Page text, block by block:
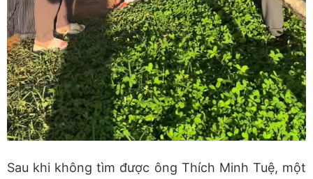
Sau khi không tìm được ông Thích Minh Tuệ, một